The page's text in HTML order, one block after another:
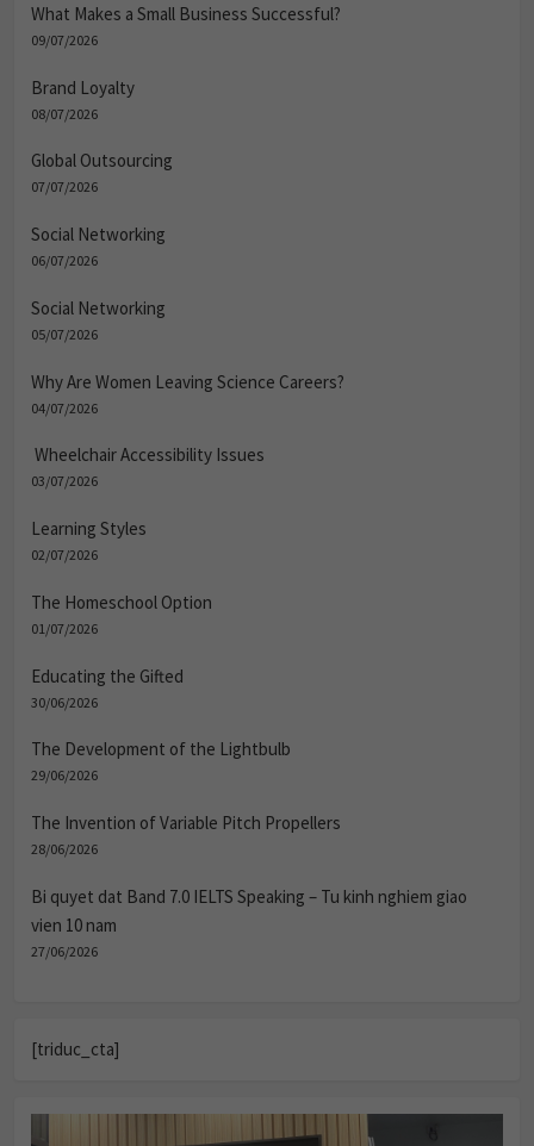
What Makes a Small Business Successful?
09/07/2026
Brand Loyalty
08/07/2026
Global Outsourcing
07/07/2026
Social Networking
06/07/2026
Social Networking
05/07/2026
Why Are Women Leaving Science Careers?
04/07/2026
Wheelchair Accessibility Issues
03/07/2026
Learning Styles
02/07/2026
The Homeschool Option
01/07/2026
Educating the Gifted
30/06/2026
The Development of the Lightbulb
29/06/2026
The Invention of Variable Pitch Propellers
28/06/2026
Bi quyet dat Band 7.0 IELTS Speaking – Tu kinh nghiem giao
vien 10 nam
27/06/2026
[triduc_cta]